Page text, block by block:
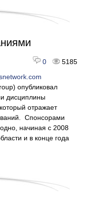
0
5185
опубликовал
дисциплины
отражает
Спонсорами
начиная с 2008
и в конце года